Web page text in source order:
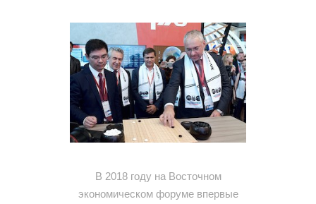
В 2018 году на Восточном
экономическом форуме впервые